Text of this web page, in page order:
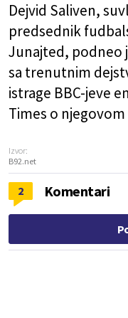
Dejvid Saliven,
predsednik
Junajted, podneo
sa trenutnim
istrage BBC-jeve
Times o
Izvor:
B92.net
2 Komentari